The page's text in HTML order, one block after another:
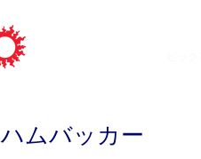
ハムバッカー